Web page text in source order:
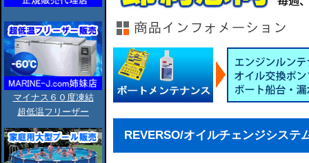
マイナス６０度凍結
超低温フリーザー
REVERSO/オイルチェンジシステ